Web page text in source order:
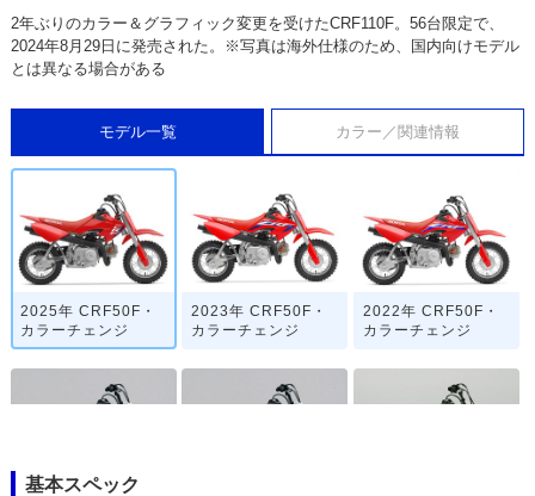
2年ぶりのカラー＆グラフィック変更を受けたCRF110F。56台限定で、
2024年8月29日に発売された。※写真は海外仕様のため、国内向けモデル
とは異なる場合がある
モデル一覧 カラー／関連情報
2025年 CRF50F・
カラーチェンジ
2023年 CRF50F・
カラーチェンジ
2022年 CRF50F・
カラーチェンジ
基本スペック